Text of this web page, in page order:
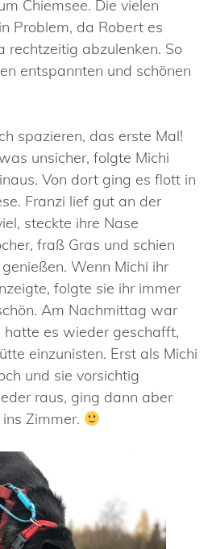
Chiemsee. Die vielen
Problem, da Robert es
rechtzeitig abzulenken. So
entspannten und schönen
spazieren, das erste Mal!
unsicher, folgte Michi
Von dort ging es flott in
Franzi lief gut an der
steckte ihre Nase
fraß Gras und schien
Wenn Michi ihr
folgte sie ihr immer
Am Nachmittag war
es wieder geschafft,
einzunisten. Erst als Michi
und sie vorsichtig
raus, ging dann aber
Zimmer.